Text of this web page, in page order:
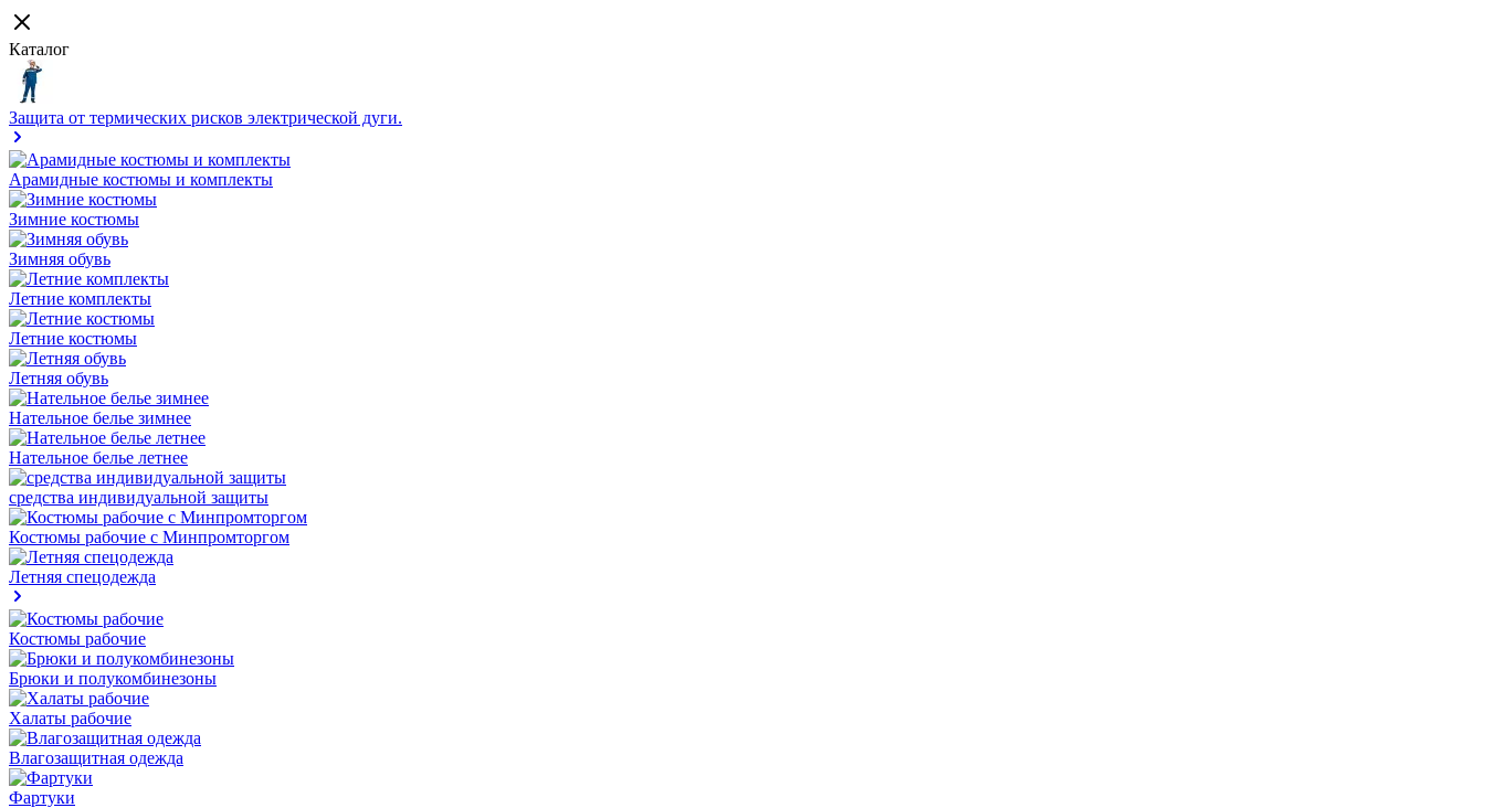
Каталог
Защита от термических рисков электрической дуги.
Арамидные костюмы и комплекты
Зимние костюмы
Зимняя обувь
Летние комплекты
Летние костюмы
Летняя обувь
Нательное белье зимнее
Нательное белье летнее
средства индивидуальной защиты
Костюмы рабочие с Минпромторгом
Летняя спецодежда
Костюмы рабочие
Брюки и полукомбинезоны
Халаты рабочие
Влагозащитная одежда
Фартуки